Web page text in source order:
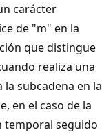
carácter
de "m" en la
que distingue
realiza una
subcadena en la
en el caso de la
temporal seguido